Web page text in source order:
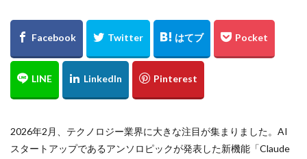
2026年2月、テクノロジー業界に大きな注目が集まりました。AI
スタートアップであるアンソロピックが発表した新機能「Claude